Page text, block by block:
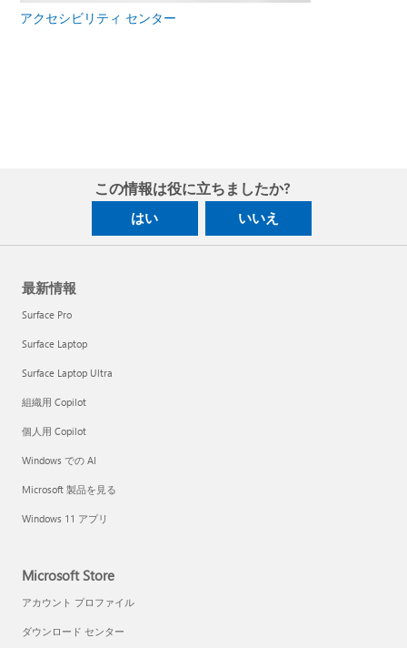
アクセシビリティ センター
この情報は役に立ちましたか?
はい いいえ
最新情報
Surface Pro
Surface Laptop
Surface Laptop Ultra
組織用 Copilot
個人用 Copilot
Windows での AI
Microsoft 製品を見る
Windows 11 アプリ
Microsoft Store
アカウント プロファイル
ダウンロード センター